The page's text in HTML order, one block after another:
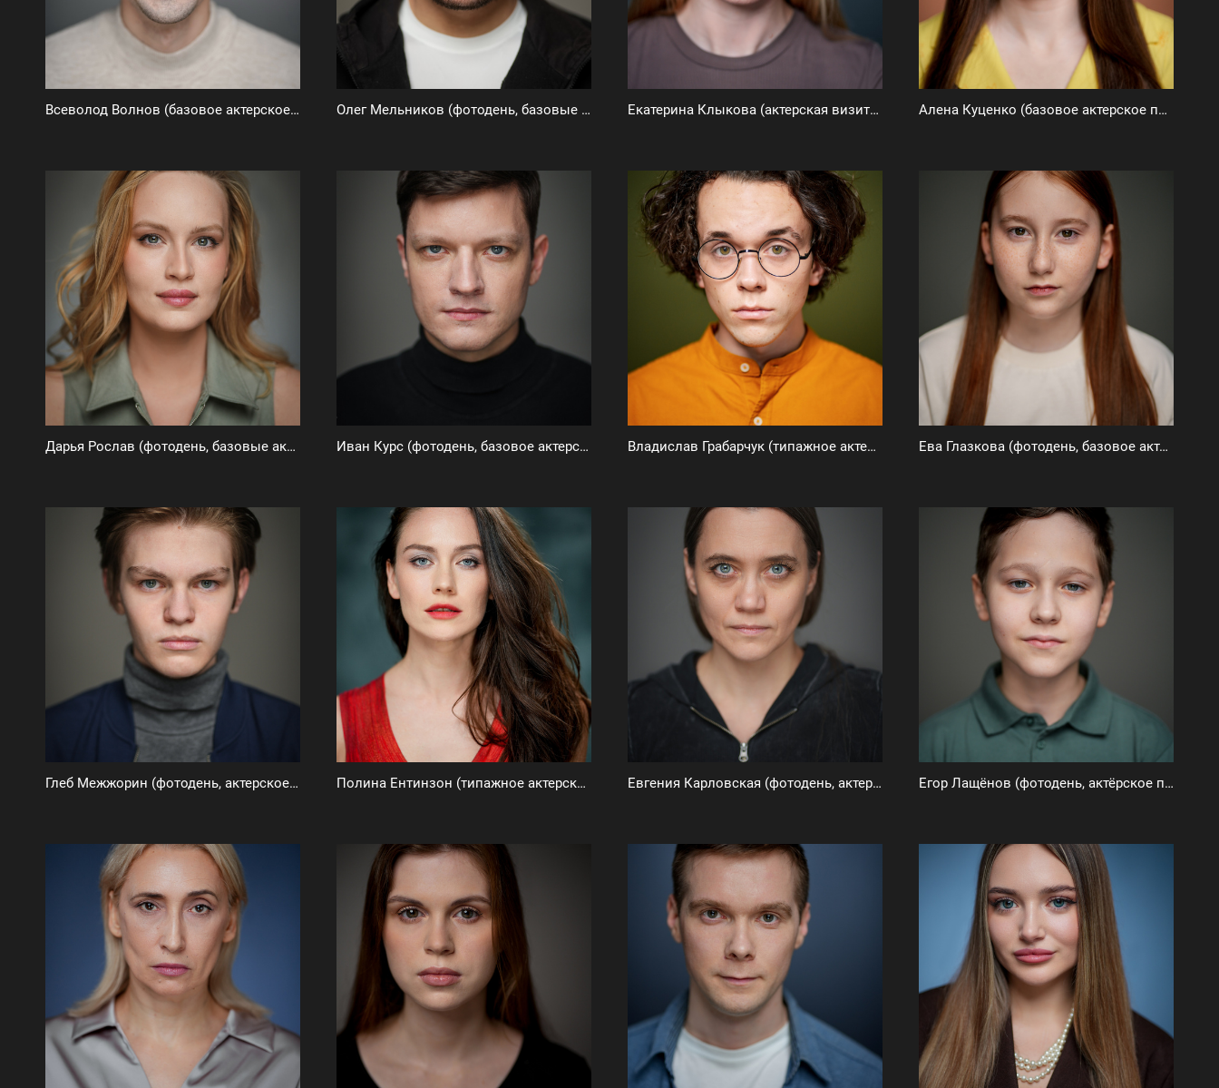
Всеволод Волнов (базовое актерское портфолио) Олег Мельников (фотодень, базовые актерские фото) Екатерина Клыкова (актерская визитка) Алена Куценко (базовое актерское портфолио)
Дарья Рослав (фотодень, базовые актерские фото) Иван Курс (фотодень, базовое актерское портфолио) Владислав Грабарчук (типажное актерское портфолио) Ева Глазкова (фотодень, базовое актерское портфолио)
Глеб Межжорин (фотодень, актерское портфолио) Полина Ентинзон (типажное актерское портфолио) Евгения Карловская (фотодень, актерское портфолио) Егор Лащёнов (фотодень, актёрское портфолио)